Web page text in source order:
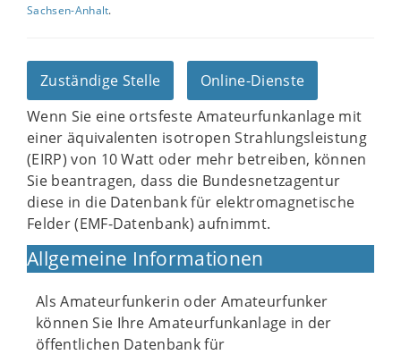
Sachsen-Anhalt.
Zuständige Stelle
Online-Dienste
Wenn Sie eine ortsfeste Amateurfunkanlage mit
einer äquivalenten isotropen Strahlungsleistung
(EIRP) von 10 Watt oder mehr betreiben, können
Sie beantragen, dass die Bundesnetzagentur
diese in die Datenbank für elektromagnetische
Felder (EMF-Datenbank) aufnimmt.
Allgemeine Informationen
Als Amateurfunkerin oder Amateurfunker
können Sie Ihre Amateurfunkanlage in der
öffentlichen Datenbank für